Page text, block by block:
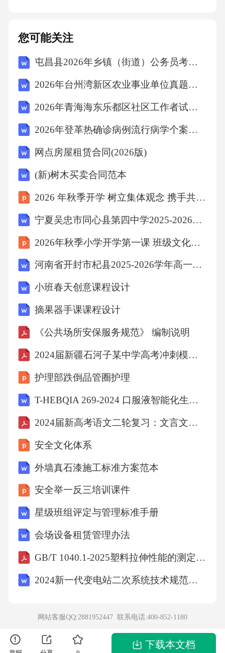
波纹钢管》（GB/T34567）、《公路涵洞通道用
波纹钢管（板）》（JTT791）、《公路涵洞设
计
21、国标《钢结构用高强度垫圈》(GB/T1230-2
006)
规范》（JTGT3365-02）的相关规定。波纹钢管
节和板件一般采用Q235或Q355钢制作。紧固件
角螺母、垫圈技术条件》
22(GB/T1231-2006)不得低于管材强度要求。
、国标《锌锭》（）
及连接件等金属防腐应采用热浸镀锌工艺，也
可采用其他金属
011）
涂层，其防腐性能不得低于热浸镀锌方法，均
相
25、中建标《公路波纹钢涵洞技术规程》（T/C
关规定。热浸镀锌所用的锌应为现行《锌锭》
（GB/T470）规定的1号锌或0号锌。钢表面处理
的规定。
您可能关注
屯昌县2026年乡镇（街道）公务员考前冲刺试题解析
2026年台州湾新区农业事业单位真题（附答案）
2026年青海海东乐都区社区工作者试卷（附答案）
2026年登革热确诊病例流行病学个案调查报告
网点房屋租赁合同(2026版)
(新)树木买卖合同范本
2026 年秋季开学 树立集体观念 携手共建班集体
宁夏吴忠市同心县第四中学2025-2026学年第二学期期末教学质量检测七年级英语（含答案）
2026年秋季小学开学第一课 班级文化建设 我们的温馨家园
河南省开封市杞县2025-2026学年高一下学期期末模拟预测地理试卷（含部分解析）
小班春天创意课程设计
摘果器手课课程设计
《公共场所安保服务规范》 编制说明
2024届新疆石河子某中学高考冲刺模拟物理试题含解析
护理部跌倒品管圈护理
T-HEBQIA 269-2024 口服液智能化生产技术规范
2024届新高考语文二轮复习：文言文阅读 刷题练习题4（含答案解析）
安全文化体系
外墙真石漆施工标准方案范本
安全举一反三培训课件
星级班组评定与管理标准手册
会场设备租赁管理办法
GB/T 1040.1-2025塑料拉伸性能的测定第1部分：总则
2024新一代变电站二次系统技术规范第1部分：数据通信网关机
网站客服QQ:2881952447 联系电话:400-852-1180
下载本文档